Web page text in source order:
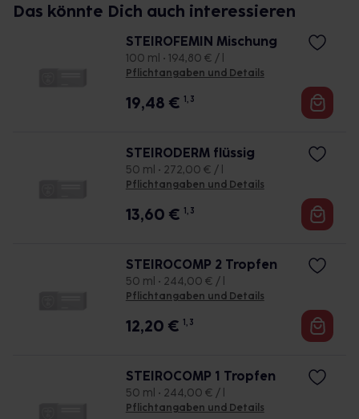
Das könnte Dich auch interessieren
STEIROFEMIN Mischung
100 ml • 194,80 € / l
Pflichtangaben und Details
19,48 € 1, 3
STEIRODERM flüssig
50 ml • 272,00 € / l
Pflichtangaben und Details
13,60 € 1, 3
STEIROCOMP 2 Tropfen
50 ml • 244,00 € / l
Pflichtangaben und Details
12,20 € 1, 3
STEIROCOMP 1 Tropfen
50 ml • 244,00 € / l
Pflichtangaben und Details